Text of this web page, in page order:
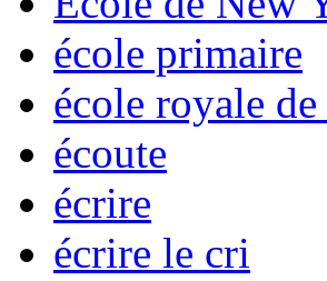
école primaire
école royale
écoute
écrire
écrire le cri